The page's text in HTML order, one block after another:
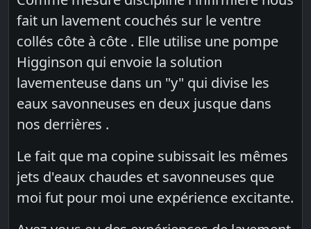
fait un lavement couchés sur le ventre
collés côte à côte . Elle utilise une pompe
Higginson qui envoie la solution
lavementeuse dans un "y" qui divise les
eaux savonneuses en deux jusque dans
nos derrières .
Le fait que ma copine subissait les mêmes
jets d'eaux chaudes et savonneuses que
moi fut pour moi une expérience excitante.